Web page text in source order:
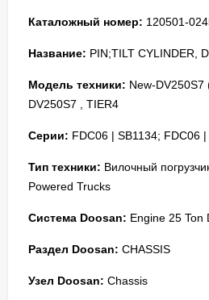
Каталожный номер: 120501-
Название: PIN;TILT CYLINDER,
Модель техники: New-DV250S7
DV250S7 , TIER4
Серии: FDC06 | SB1134; FDC06
Тип техники: Вилочный
Powered Trucks
Система Doosan: Engine 25 Ton
Раздел Doosan: CHASSIS
Узел Doosan: Chassis